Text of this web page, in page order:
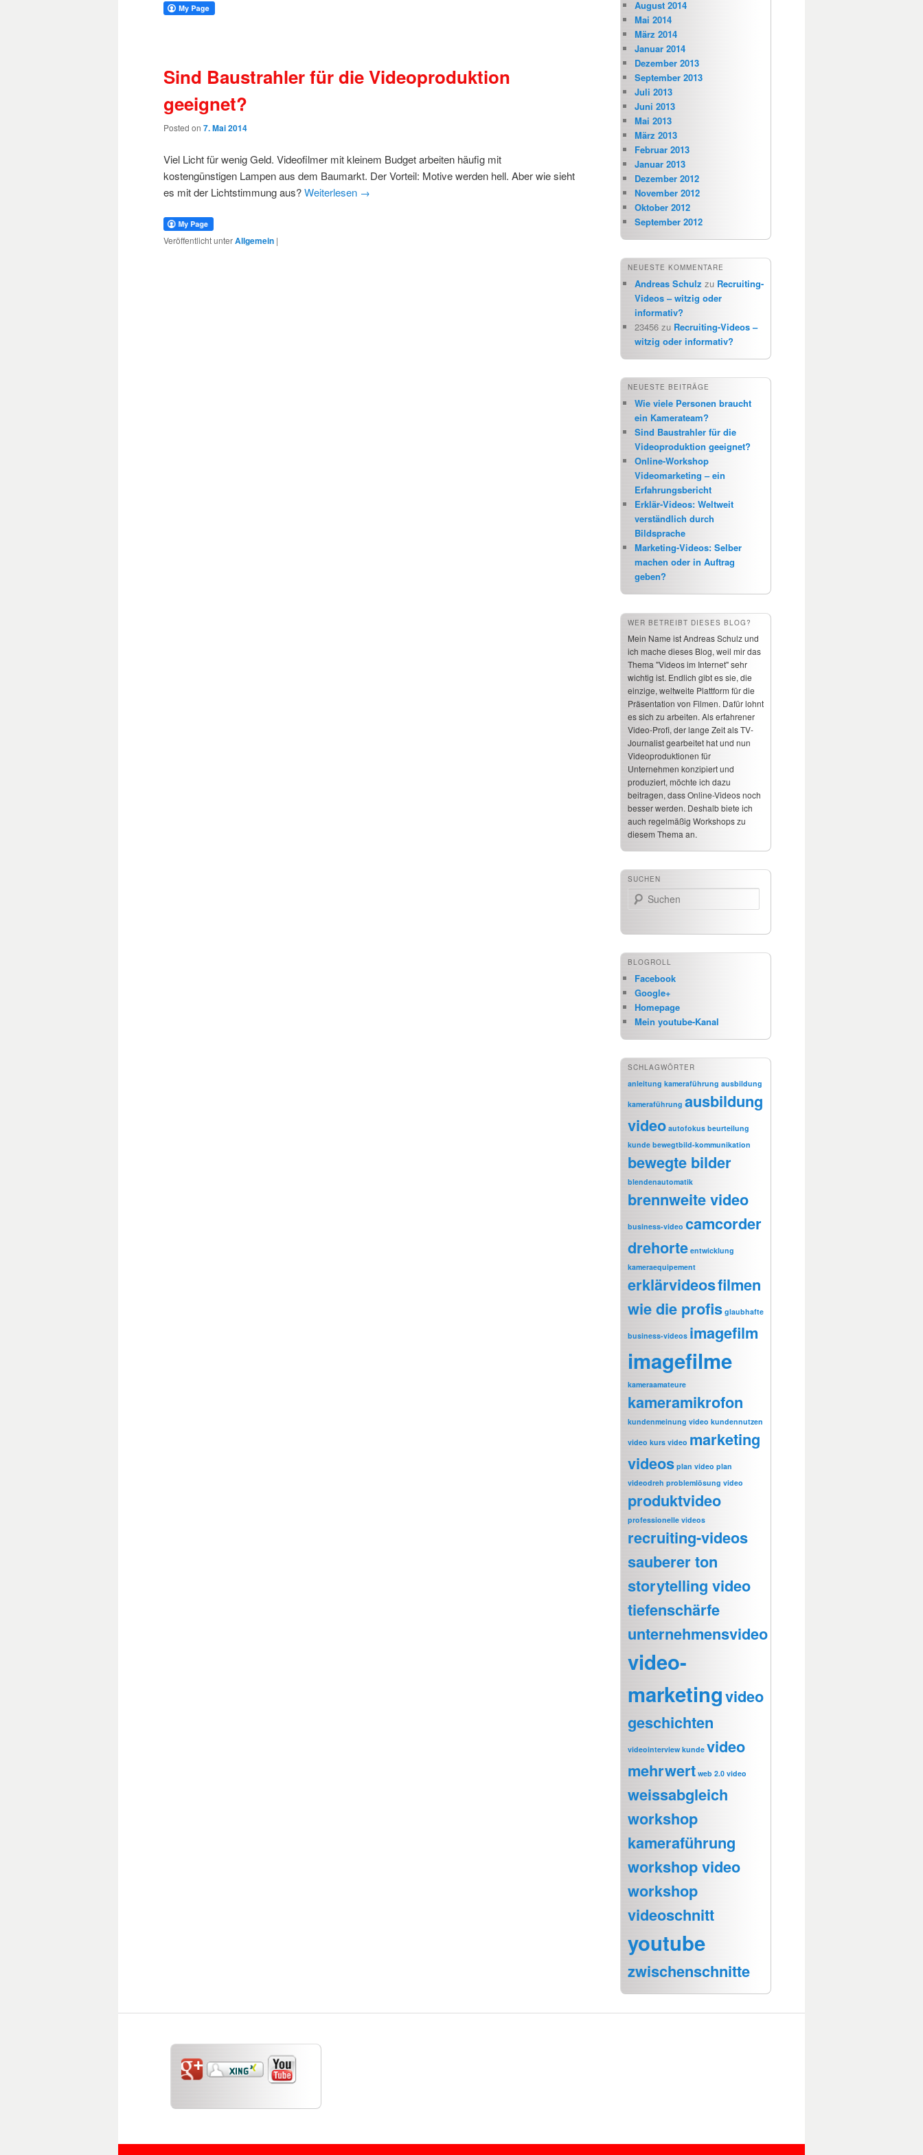
Sind Baustrahler für die Videoproduktion
geeignet?
Posted on 7. Mai 2014
Viel Licht für wenig Geld. Videofilmer mit kleinem Budget arbeiten häufig mit
kostengünstigen Lampen aus dem Baumarkt. Der Vorteil: Motive werden hell. Aber wie sieht
es mit der Lichtstimmung aus?Weiterlesen →
Veröffentlicht unterAllgemein |
August 2014
Mai 2014
März 2014
Januar 2014
Dezember 2013
September 2013
Juli 2013
Juni 2013
Mai 2013
März 2013
Februar 2013
Januar 2013
Dezember 2012
November 2012
Oktober 2012
September 2012
NEUESTE KOMMENTARE
Andreas Schulz zu Recruiting-
Videos – witzig oder
informativ?
23456 zu Recruiting-Videos –
witzig oder informativ?
NEUESTE BEITRÄGE
Wie viele Personen braucht
ein Kamerateam?
Sind Baustrahler für die
Videoproduktion geeignet?
Online-Workshop
Videomarketing – ein
Erfahrungsbericht
Erklär-Videos: Weltweit
verständlich durch
Bildsprache
Marketing-Videos: Selber
machen oder in Auftrag
geben?
WER BETREIBT DIESES BLOG?
Mein Name ist Andreas Schulz und
ich mache dieses Blog, weil mir das
Thema "Videos im Internet" sehr
wichtig ist. Endlich gibt es sie, die
einzige, weltweite Plattform für die
Präsentation von Filmen. Dafür lohnt
es sich zu arbeiten. Als erfahrener
Video-Profi, der lange Zeit als TV-
Journalist gearbeitet hat und nun
Videoproduktionen für
Unternehmen konzipiert und
produziert, möchte ich dazu
beitragen, dass Online-Videos noch
besser werden. Deshalb biete ich
auch regelmäßig Workshops zu
diesem Thema an.
SUCHEN
Suchen
BLOGROLL
Facebook
Google+
Homepage
Mein youtube-Kanal
SCHLAGWÖRTER
anleitung kameraführung ausbildung
kameraführung ausbildung
video autofokus beurteilung
kunde bewegtbild-kommunikation
bewegte bilder
blendenautomatik
brennweite video
business-video camcorder
drehorte entwicklung
kameraequipement
erklärvideosfilmen
wie die profis glaubhafte
business-videos imagefilm
imagefilme
kameraamateure
kameramikrofon
kundenmeinung video kundennutzen
video kurs video marketing
videos plan video plan
videodreh problemlösung video
produktvideo
professionelle videos
recruiting-videos
sauberer ton
storytelling video
tiefenschärfe
unternehmensvideo
video-
marketingvideo
geschichten
videointerview kunde video
mehrwert web 2.0 video
weissabgleich
workshop
kameraführung
workshop video
workshop
videoschnitt
youtube
zwischenschnitte